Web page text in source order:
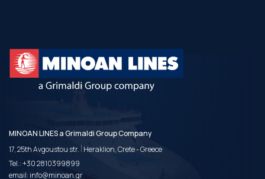
MINOAN LINES a Grimaldi Group Company
17, 25th Avgoustou str. | Heraklion, Crete - Greece
Tel.:+30 2810399899
email:info@minoan.gr